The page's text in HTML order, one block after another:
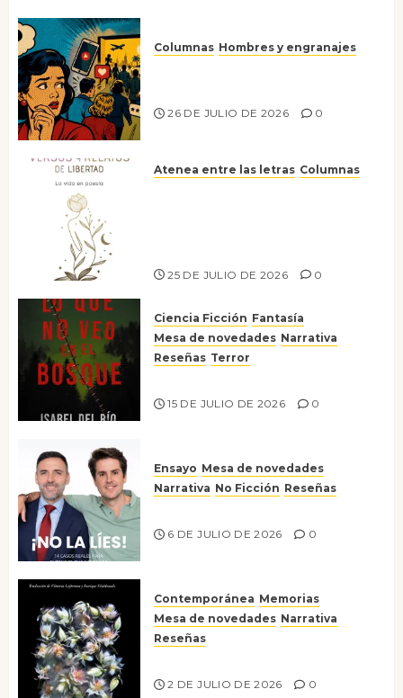
Columnas Hombres y engranajes
26 DE JULIO DE 2026 0
Atenea entre las letras Columnas
25 DE JULIO DE 2026 0
Ciencia Ficción Fantasía
Mesa de novedades Narrativa
Reseñas Terror
15 DE JULIO DE 2026 0
Ensayo Mesa de novedades
Narrativa No Ficción Reseñas
6 DE JULIO DE 2026 0
Contemporánea Memorias
Mesa de novedades Narrativa
Reseñas
2 DE JULIO DE 2026 0